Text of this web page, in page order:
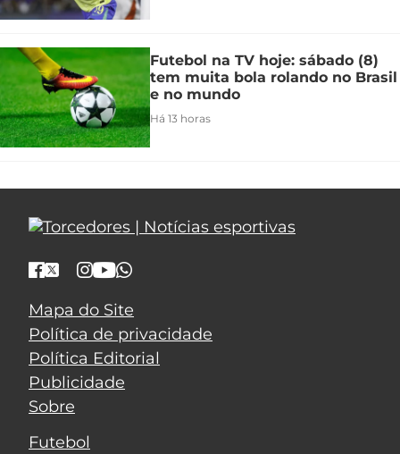
Futebol na TV hoje: sábado (8)
tem muita bola rolando no Brasil
e no mundo
Há 13 horas
Mapa do Site
Política de privacidade
Política Editorial
Publicidade
Sobre
Futebol